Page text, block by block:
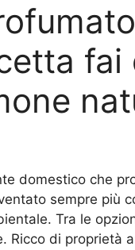
fai
domestico che
sempre più
Tra le
Ricco di proprietà